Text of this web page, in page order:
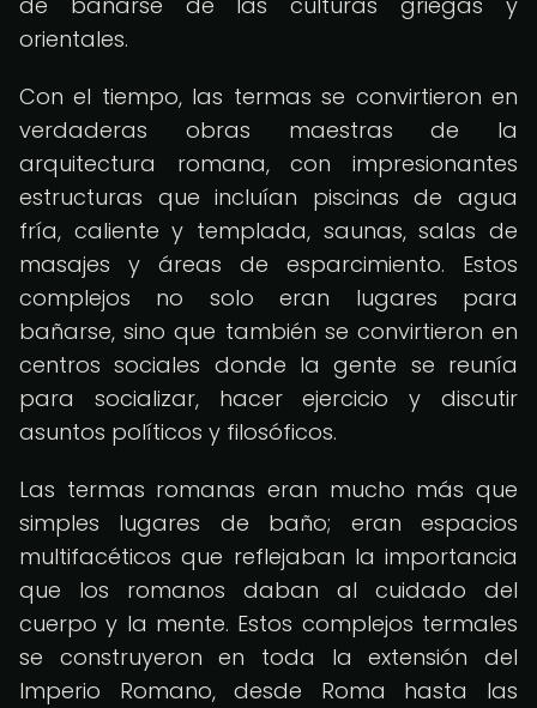
orientales.
Con el tiempo, las termas se convirtieron en
verdaderas obras maestras de la
arquitectura romana, con impresionantes
estructuras que incluían piscinas de agua
fría, caliente y templada, saunas, salas de
masajes y áreas de esparcimiento. Estos
complejos no solo eran lugares para
bañarse, sino que también se convirtieron en
centros sociales donde la gente se reunía
para socializar, hacer ejercicio y discutir
asuntos políticos y filosóficos.
Las termas romanas eran mucho más que
simples lugares de baño; eran espacios
multifacéticos que reflejaban la importancia
que los romanos daban al cuidado del
cuerpo y la mente. Estos complejos termales
se construyeron en toda la extensión del
Imperio Romano, desde Roma hasta las